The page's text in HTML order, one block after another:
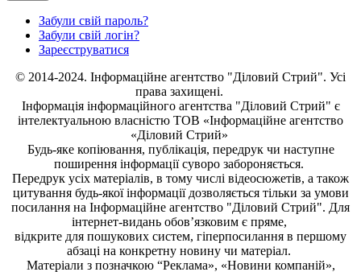
Забули свій пароль?
Забули свій логін?
Зареєструватися
© 2014-2024. Інформаційне агентство "Діловий Стрий". Усі
права захищені.
Інформація інформаційного агентства "Діловий Стрий" є
інтелектуальною власністю ТОВ «Інформаційне агентство
«Діловий Стрий»
Будь-яке копiювання, публiкацiя, передрук чи наступне
поширення iнформацiї суворо забороняється.
Передрук усіх матеріалів, в тому числі відеосюжетів, а також
цитування будь-якої інформації дозволяється тільки за умови
посилання на Інформаційне агентство "Діловий Стрий". Для
інтернет-видань обов’язковим є пряме,
відкрите для пошукових систем, гіперпосилання в першому
абзаці на конкретну новину чи матеріал.
Матеріали з позначкою “Реклама», «Новини компаній»,